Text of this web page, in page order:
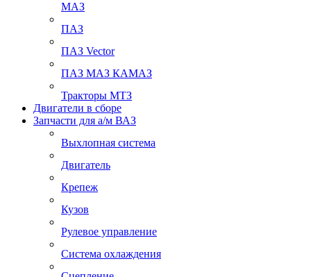
МАЗ
ПАЗ
ПАЗ Vector
ПАЗ МАЗ КАМАЗ
Тракторы МТЗ
Двигатели в сборе
Запчасти для а/м ВАЗ
Выхлопная система
Двигатель
Крепеж
Кузов
Рулевое управление
Система охлаждения